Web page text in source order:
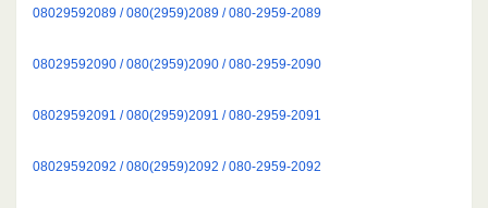
08029592089 / 080(2959)2089 / 080-2959-2089
08029592090 / 080(2959)2090 / 080-2959-2090
08029592091 / 080(2959)2091 / 080-2959-2091
08029592092 / 080(2959)2092 / 080-2959-2092